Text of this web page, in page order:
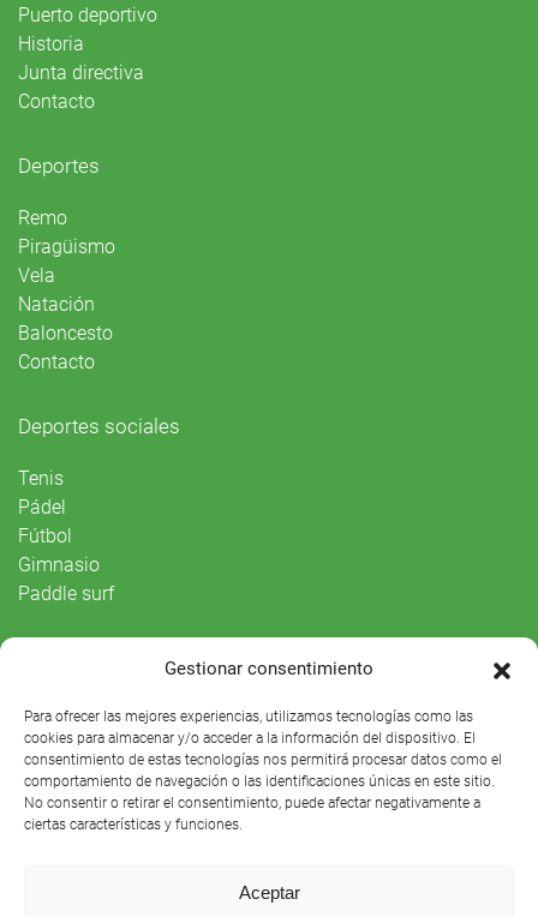
Gestionar consentimiento
Para ofrecer las mejores experiencias, utilizamos tecnologías como las
cookies para almacenar y/o acceder a la información del dispositivo. El
consentimiento de estas tecnologías nos permitirá procesar datos como el
comportamiento de navegación o las identificaciones únicas en este sitio.
No consentir o retirar el consentimiento, puede afectar negativamente a
ciertas características y funciones.
Aceptar
Puerto deportivo
Historia
Junta directiva
Contacto
Deportes
Remo
Piragüismo
Vela
Natación
Baloncesto
Contacto
Deportes sociales
Tenis
Pádel
Fútbol
Gimnasio
Paddle surf
Agenda